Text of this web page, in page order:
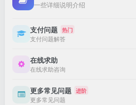
一些详细说明介绍
支付问题 热门
支付问题解答
在线求助
在线求助咨询
更多常见问题 进阶
更多常见问题